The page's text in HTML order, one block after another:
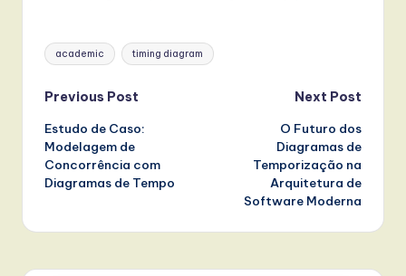
Tags:
academic timing diagram
Post
navigation
Previous Post
Estudo de Caso:
Modelagem de
Concorrência com
Diagramas de Tempo
Next Post
O Futuro dos
Diagramas de
Temporização na
Arquitetura de
Software Moderna